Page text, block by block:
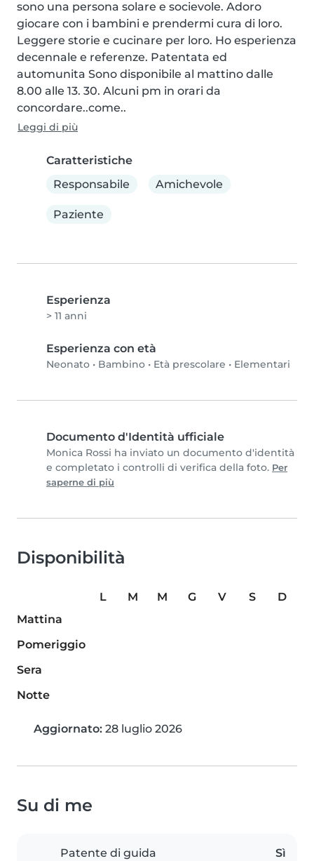
sono una persona solare e socievole. Adoro
giocare con i bambini e prendermi cura di loro.
Leggere storie e cucinare per loro. Ho esperienza
decennale e referenze. Patentata ed
automunita Sono disponibile al mattino dalle
8.00 alle 13. 30. Alcuni pm in orari da
concordare..come..
Leggi di più
Caratteristiche
Responsabile
Amichevole
Paziente
Esperienza
> 11 anni
Esperienza con età
Neonato • Bambino • Età prescolare • Elementari
Documento d'Identità ufficiale
Monica Rossi ha inviato un documento d'identità
e completato i controlli di verifica della foto. Per
saperne di più
Disponibilità
L M M G V S
D
Mattina
Pomeriggio
Sera
Notte
Aggiornato: 28 luglio 2026
Su di me
Patente di guida Sì